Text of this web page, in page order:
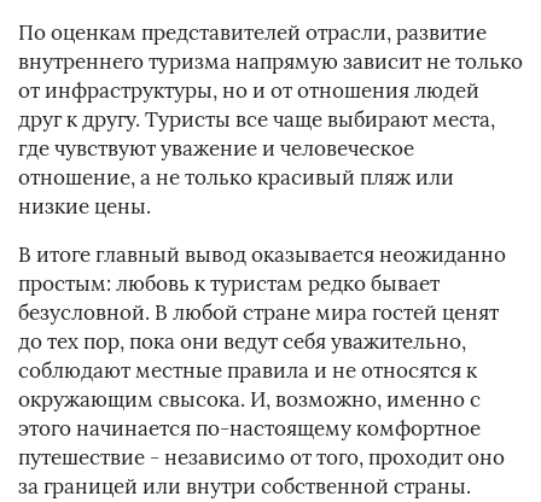
По оценкам представителей отрасли, развитие
внутреннего туризма напрямую зависит не только
от инфраструктуры, но и от отношения людей
друг к другу. Туристы все чаще выбирают места,
где чувствуют уважение и человеческое
отношение, а не только красивый пляж или
низкие цены.
В итоге главный вывод оказывается неожиданно
простым: любовь к туристам редко бывает
безусловной. В любой стране мира гостей ценят
до тех пор, пока они ведут себя уважительно,
соблюдают местные правила и не относятся к
окружающим свысока. И, возможно, именно с
этого начинается по-настоящему комфортное
путешествие - независимо от того, проходит оно
за границей или внутри собственной страны.